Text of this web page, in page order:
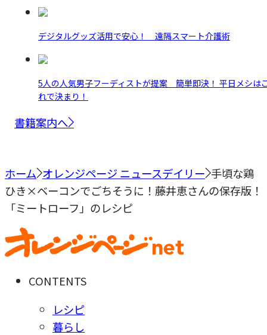
デジタルグッズ活用で安心！ 遠隔スマート介護術
5人の人気男子フーディストが提案 簡単即決！ 平日メシは
れで決まり！
書籍案内へ
ホーム オレンジページ ニュースデイリー 手頃な鶏
ひき×ベーコンでごちそうに！藤井恵さんの保存版！
「ミートローフ」のレシピ
CONTENTS
レシピ
暮らし